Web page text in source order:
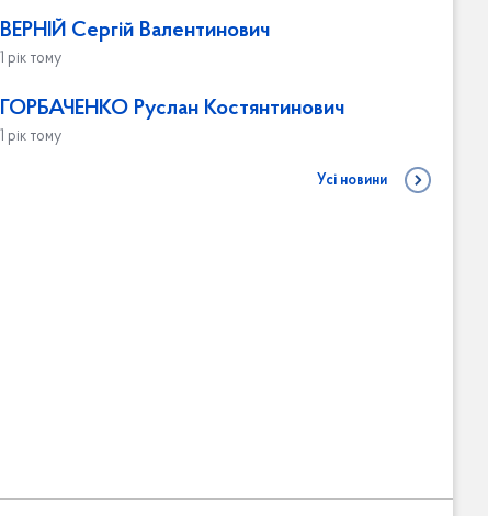
ВЕРНІЙ Сергій Валентинович
1 рік тому
ГОРБАЧЕНКО Руслан Костянтинович
1 рік тому
Усі новини